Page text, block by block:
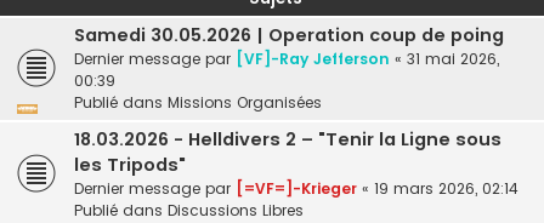
h
Samedi 30.05.2026 | Operation coup de poing
Dernier message par [VF]-Ray Jefferson « 31 mai 2026,
00:39
Publié dans Missions Organisées
18.03.2026 - Helldivers 2 – "Tenir la Ligne sous
les Tripods"
Dernier message par [=VF=]-Krieger « 19 mars 2026, 02:14
Publié dans Discussions Libres